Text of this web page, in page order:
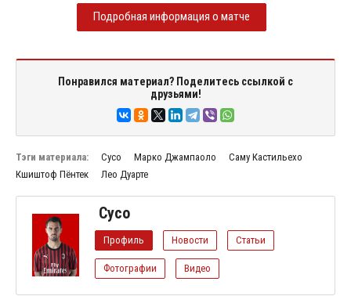
Подробная информация о матче
Понравился материал? Поделитесь ссылкой с
друзьями!
Тэги материала: Сусо Марко Джампаоло
Саму Кастильехо
Кшиштоф Пёнтек
Лео Дуарте
Сусо
Профиль Новости Статьи
Фотографии Видео